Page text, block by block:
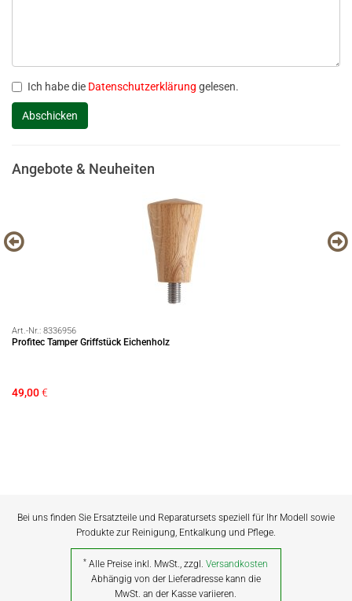
Ich habe die Datenschutzerklärung gelesen.
Angebote & Neuheiten
Art.-Nr.: 8336956
Profitec Tamper Griffstück Eichenholz
49,00€
Bei uns finden Sie Ersatzteile und Reparatursets speziell für Ihr Modell sowie
Produkte zur Reinigung, Entkalkung und Pflege.
* Alle Preise inkl. MwSt., zzgl.Versandkosten
Abhängig von der Lieferadresse kann die
MwSt. an der Kasse variieren.